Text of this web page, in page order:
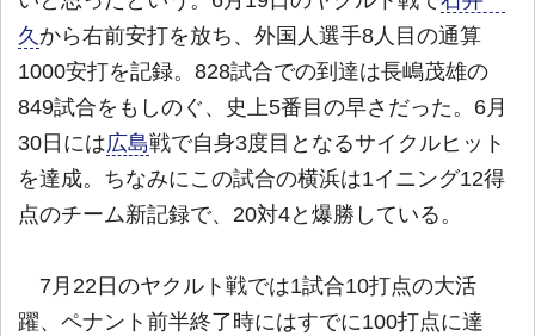
久から右前安打を放ち、外国人選手8人目の通算
1000安打を記録。828試合での到達は長嶋茂雄の
849試合をもしのぐ、史上5番目の早さだった。6月
30日には広島戦で自身3度目となるサイクルヒット
を達成。ちなみにこの試合の横浜は1イニング12得
点のチーム新記録で、20対4と爆勝している。
7月22日のヤクルト戦では1試合10打点の大活
躍、ペナント前半終了時にはすでに100打点に達